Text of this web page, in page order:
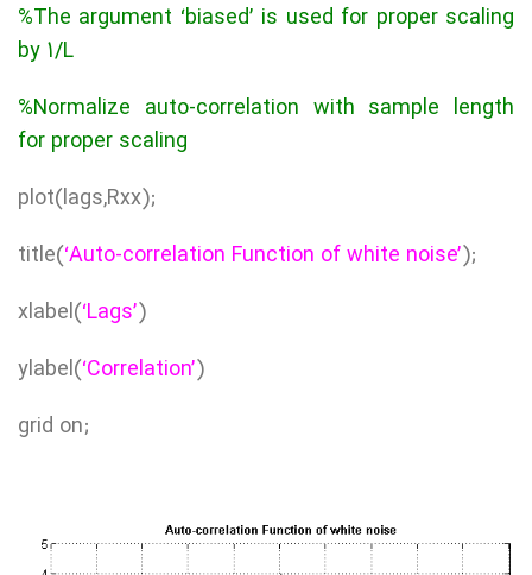
%The argument ‘biased’ is used for proper scaling
by 1/L
%Normalize auto-correlation with sample length
for proper scaling
plot(lags,Rxx);
title(‘Auto-correlation Function of white noise’);
xlabel(‘Lags’)
ylabel(‘Correlation’)
grid on;